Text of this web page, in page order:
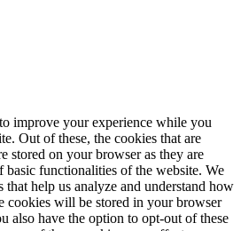
improve your experience while you
Out of these, the cookies that are
stored on your browser as they are
functionalities of the website. We
that help us analyze and understand how
cookies will be stored in your browser
also have the option to opt-out of these